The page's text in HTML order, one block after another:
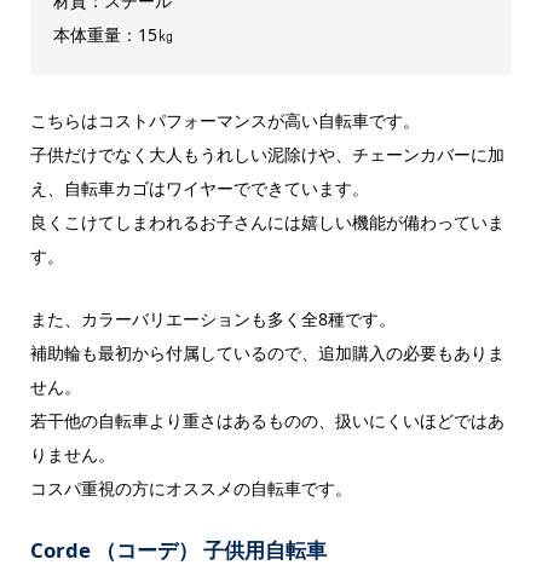
本体重量：15㎏
こちらはコストパフォーマンスが高い自転車です。
子供だけでなく大人もうれしい泥除けや、チェーンカバーに加
え、自転車カゴはワイヤーでできています。
良くこけてしまわれるお子さんには嬉しい機能が備わっていま
す。
また、カラーバリエーションも多く全8種です。
補助輪も最初から付属しているので、追加購入の必要もありま
せん。
若干他の自転車より重さはあるものの、扱いにくいほどではあ
りません。
コスパ重視の方にオススメの自転車です。
Corde（コーデ） 子供用自転車